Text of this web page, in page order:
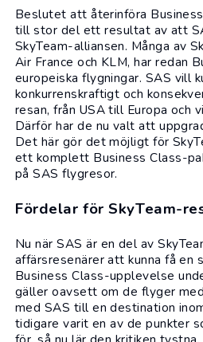
Beslutet att återinföra
till stor del ett resultat av att
SkyTeam-alliansen. Många av
Air France och KLM, har redan
europeiska flygningar. SAS vill
konkurrenskraftigt och
resan, från USA till Europa och
Därför har de nu valt att
Det här gör det möjligt för
ett komplett Business Class-
på SAS flygresor.
Fördelar för SkyTeam-
Nu när SAS är en del av
affärsresenärer att kunna få en
Business Class-upplevelse
gäller oavsett om de flyger
med SAS till en destination
tidigare varit en av de punkter